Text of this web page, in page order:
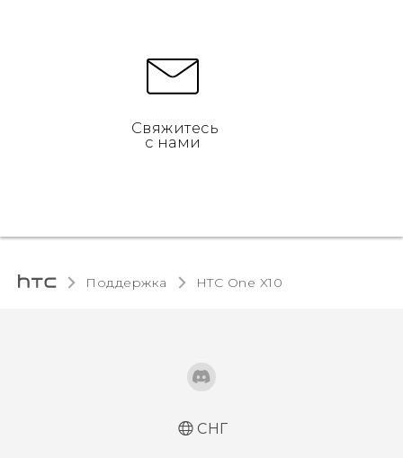
Свяжитесь
с нами
Поддержка HTC One X10‎
СНГ